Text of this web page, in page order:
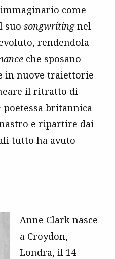
come
suo songwritingnel
rendendola
che sposano
in nuove traiettorie
il ritratto di
-poetessa britannica
e ripartire dai
tutto ha avuto
Anne Clark nasce
a Croydon,
Londra, il 14